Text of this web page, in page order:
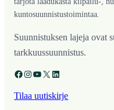
kuntosuunnistustoimintaa.
Suunnistuksen lajeja ovat
tarkkuussuunnistus.
Facebook Instagram YouTube X LinkedIn
Tilaa uutiskirje